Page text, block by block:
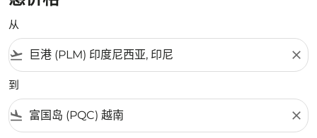
从
flight_takeoff close
到
flight_land close